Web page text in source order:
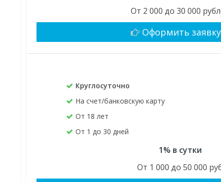
От 2 000 до 30 000
Оформить заявку
Круглосуточно
На счет/банковскую карту
От 18 лет
От 1 до 30 дней
1% в сутки
От 1 000 до 50 000